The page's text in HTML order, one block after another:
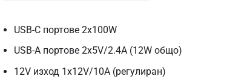
USB-C портове 2x100W
USB-A портове 2x5V/2.4A (12W общо)
12V изход 1x12V/10A (регулиран)